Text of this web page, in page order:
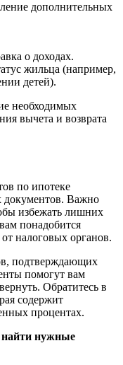
дополнительных
о доходах.
жильца (например,
детей).
необходимых
вычета и возврата
по ипотеке
документов. Важно
избежать лишних
понадобится
налоговых органов.
подтверждающих
помогут вам
Обратитесь в
содержит
процентах.
найти нужные